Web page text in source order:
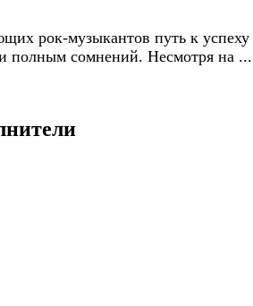
рок-музыкантов путь к успеху
полным сомнений. Несмотря на ...